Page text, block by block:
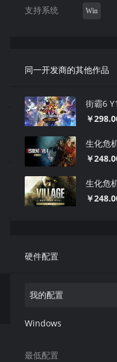
支持系统 Win
同一开发商的其他作品
街霸6
￥
生化危
￥
生化危
￥
硬件配置
我的配置
Windows
最低配置